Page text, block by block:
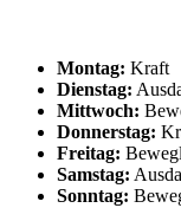
Montag: Kraft
Dienstag:
Mittwoch:
Donnerstag:
Freitag:
Samstag:
Sonntag: